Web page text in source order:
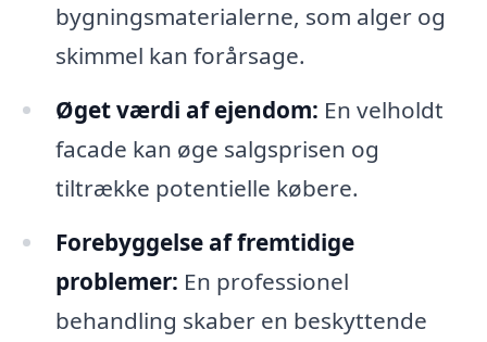
bygningsmaterialerne, som alger og
skimmel kan forårsage.
Øget værdi af ejendom: En velholdt
facade kan øge salgsprisen og
tiltrække potentielle købere.
Forebyggelse af fremtidige
problemer: En professionel
behandling skaber en beskyttende